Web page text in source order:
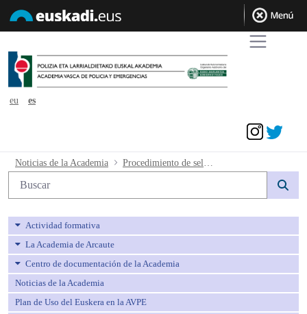
eu
es
Procedimiento de selección para la
Noticias de la Academia
Búsqueda web
Actividad formativa
La Academia de Arcaute
Centro de documentación de la Academia
Noticias de la Academia
Plan de Uso del Euskera en la AVPE